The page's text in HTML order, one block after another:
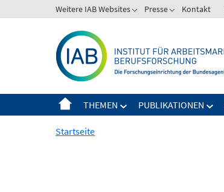
zum
Weitere IAB Websites Presse Kontakt
THEMEN PUBLIKATIONEN
Startseite